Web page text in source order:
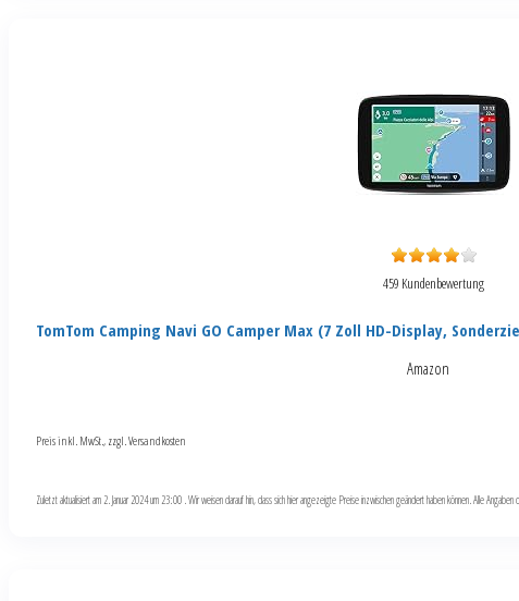
459 Kundenbewertung
TomTom Camping Navi GO Camper Max (7 Zoll HD-Display,
Amazon
Preis inkl. MwSt., zzgl. Versandkosten
Zuletzt aktualisiert am 2. Januar 2024 um 23:00 . Wir weisen darauf hin, dass sich hier angezeigte Preise inzwischen geändert haben können. Alle Angaben